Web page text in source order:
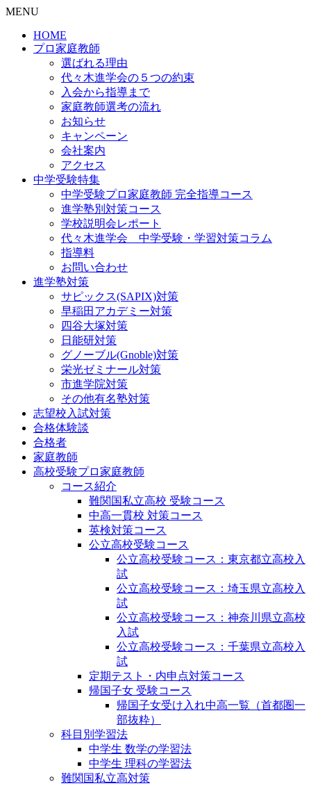
MENU
HOME
プロ家庭教師
選ばれる理由
代々木進学会の５つの約束
入会から指導まで
家庭教師選考の流れ
お知らせ
キャンペーン
会社案内
アクセス
中学受験特集
中学受験プロ家庭教師 完全指導コース
進学塾別対策コース
学校説明会レポート
代々木進学会 中学受験・学習対策コラム
指導料
お問い合わせ
進学塾対策
サピックス(SAPIX)対策
早稲田アカデミー対策
四谷大塚対策
日能研対策
グノーブル(Gnoble)対策
栄光ゼミナール対策
市進学院対策
その他有名塾対策
志望校入試対策
合格体験談
合格者
家庭教師
高校受験プロ家庭教師
コース紹介
難関国私立高校 受験コース
中高一貫校 対策コース
英検対策コース
公立高校受験コース
公立高校受験コース：東京都立高校入
試
公立高校受験コース：埼玉県立高校入
試
公立高校受験コース：神奈川県立高校
入試
公立高校受験コース：千葉県立高校入
試
定期テスト・内申点対策コース
帰国子女 受験コース
帰国子女受け入れ中高一覧（首都圏一
部抜粋）
科目別学習法
中学生 数学の学習法
中学生 理科の学習法
難関国私立高対策